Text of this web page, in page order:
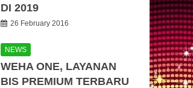
DI 2019
26 February 2016
NEWS
WEHA ONE, LAYANAN
BIS PREMIUM TERBARU